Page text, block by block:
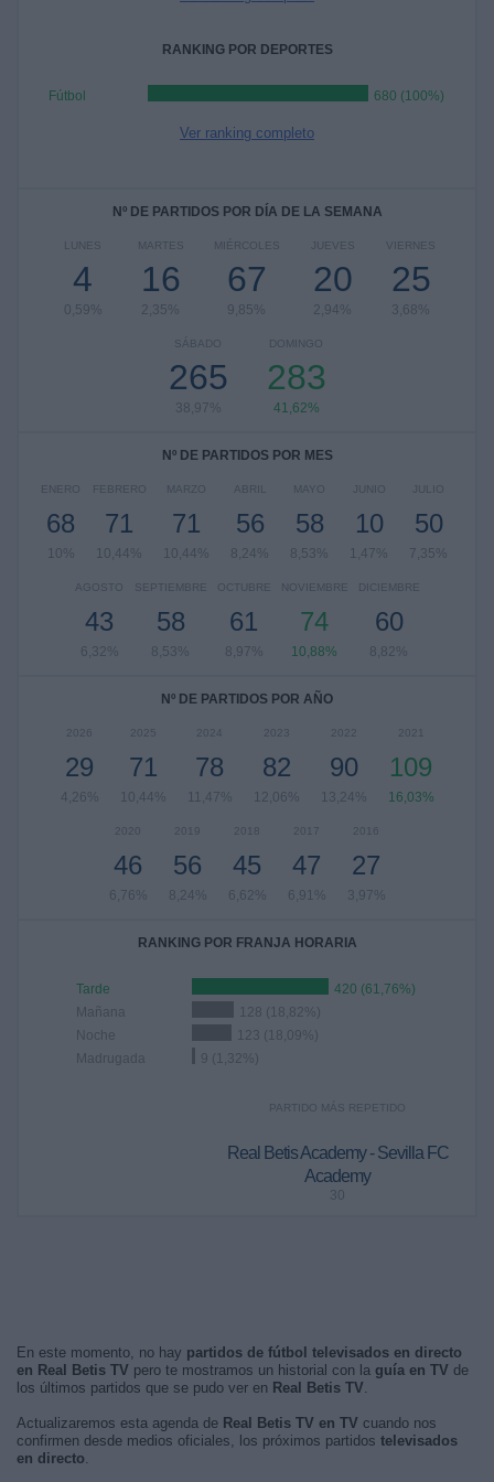
RANKING POR DEPORTES
Fútbol 680 (100%)
Ver ranking completo
Nº DE PARTIDOS POR DÍA DE LA SEMANA
LUNES
4
0,59%
MARTES
16
2,35%
MIÉRCOLES
67
9,85%
JUEVES
20
2,94%
VIERNES
25
3,68%
SÁBADO
265
38,97%
DOMINGO
283
41,62%
Nº DE PARTIDOS POR MES
ENERO
68
10%
FEBRERO
71
10,44%
MARZO
71
10,44%
ABRIL
56
8,24%
MAYO
58
8,53%
JUNIO
10
1,47%
JULIO
50
7,35%
AGOSTO
43
6,32%
SEPTIEMBRE
58
8,53%
OCTUBRE
61
8,97%
NOVIEMBRE
74
10,88%
DICIEMBRE
60
8,82%
Nº DE PARTIDOS POR AÑO
2026
29
4,26%
2025
71
10,44%
2024
78
11,47%
2023
82
12,06%
2022
90
13,24%
2021
109
16,03%
2020
46
6,76%
2019
56
8,24%
2018
45
6,62%
2017
47
6,91%
2016
27
3,97%
RANKING POR FRANJA HORARIA
Tarde
420 (61,76%)
Mañana
128 (18,82%)
Noche
123 (18,09%)
Madrugada
9 (1,32%)
PARTIDO MÁS REPETIDO
Real Betis Academy - Sevilla FC
Academy
30
En este momento, no hay partidos de fútbol televisados en directo
en Real Betis TV pero te mostramos un historial con la guía en TV de
los últimos partidos que se pudo ver en Real Betis TV.
Actualizaremos esta agenda de Real Betis TV en TV cuando nos
confirmen desde medios oficiales, los próximos partidos televisados
en directo.